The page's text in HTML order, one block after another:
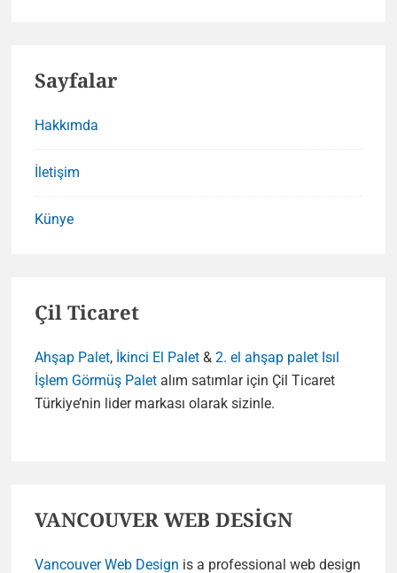
Sayfalar
Hakkımda
İletişim
Künye
Çil Ticaret
Ahşap Palet, İkinci El Palet & 2. el ahşap palet Isıl
İşlem Görmüş Palet alım satımlar için Çil Ticaret
Türkiye’nin lider markası olarak sizinle.
VANCOUVER WEB DESİGN
Vancouver Web Design is a professional web design